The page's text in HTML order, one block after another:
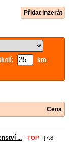
Přidat inzerát
km
Cena
... - TOP - [7.8.